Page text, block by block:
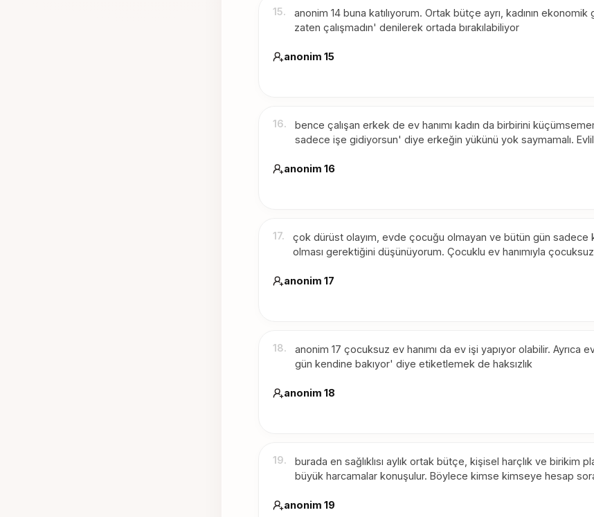
15.
anonim 14 buna katılıyorum. Ortak bütçe ayrı, kadının
zaten çalışmadın' denilerek ortada bırakılabiliyor
anonim 15
16.
bence çalışan erkek de ev hanımı kadın da birbirini
sadece işe gidiyorsun' diye erkeğin yükünü yok saymamalı.
anonim 16
17.
çok dürüst olayım, evde çocuğu olmayan ve bütün gün sadece
olması gerektiğini düşünüyorum. Çocuklu ev hanımıyla çocuksuz
anonim 17
18.
anonim 17 çocuksuz ev hanımı da ev işi yapıyor olabilir.
gün kendine bakıyor' diye etiketlemek de haksızlık
anonim 18
19.
burada en sağlıklısı aylık ortak bütçe, kişisel harçlık ve birikim
büyük harcamalar konuşulur. Böylece kimse kimseye hesap
anonim 19